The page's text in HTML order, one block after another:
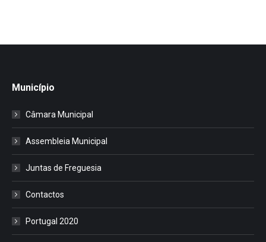
Município
Câmara Municipal
Assembleia Municipal
Juntas de Freguesia
Contactos
Portugal 2020